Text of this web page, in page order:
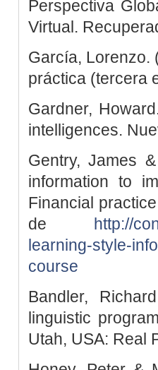
Perspectiva
Virtual.
García, Lorenzo.
práctica (tercera
Gardner,
intelligences.
Gentry, James
information to
Financial
de
http://
learning-style-
course
Bandler,
linguistic
Utah, USA: Real